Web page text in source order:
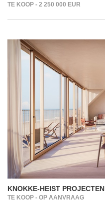
TE KOOP - 2 250 000 EUR
KNOKKE-HEIST PROJECTEN
TE KOOP - OP AANVRAAG